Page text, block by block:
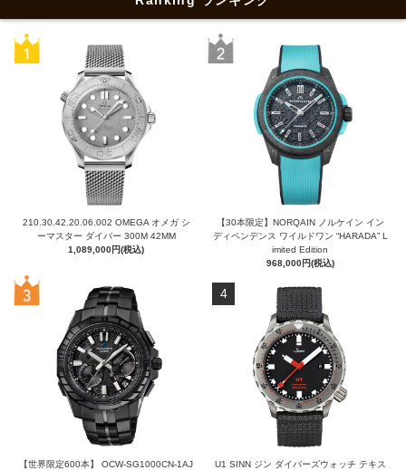
210.30.42.20.06.002 OMEGA オメガ シ
ーマスター ダイバー 300M 42MM
1,089,000円(税込)
【30本限定】NORQAIN ノルケイン イン
ディペンデンス ワイルドワン “HARADA” L
imited Edition
968,000円(税込)
【世界限定600本】 OCW-SG1000CN-1AJ
4
U1 SINN ジン ダイバーズウォッチ テキス